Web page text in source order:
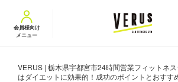
会員様向け
メニュー
VERUS | 栃木県宇都宮市24時間営業フィットネ
はダイエットに効果的！成功のポイントとおすす